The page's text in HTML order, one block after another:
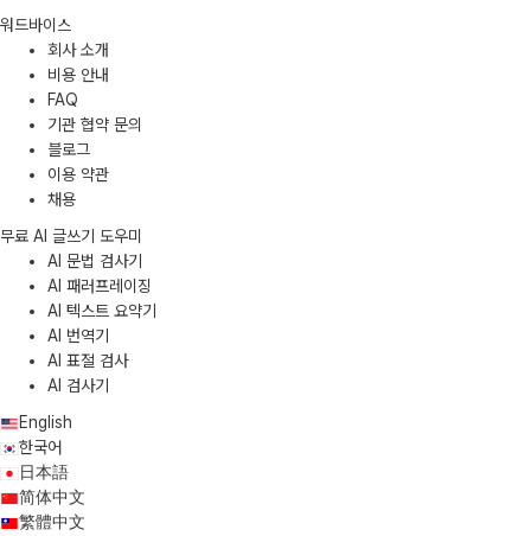
워드바이스
회사 소개
비용 안내
FAQ
기관 협약 문의
블로그
이용 약관
채용
무료 AI 글쓰기 도우미
AI 문법 검사기
AI 패러프레이징
AI 텍스트 요약기
AI 번역기
AI 표절 검사
AI 검사기
English
한국어
日本語
简体中文
繁體中文